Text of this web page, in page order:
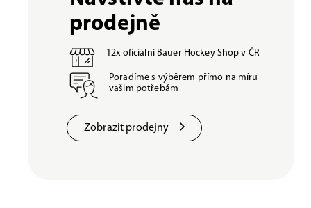
prodejně
12x oficiální Bauer Hockey Shop v ČR
Poradíme s výběrem přímo na míru
vašim potřebám
Zobrazit prodejny